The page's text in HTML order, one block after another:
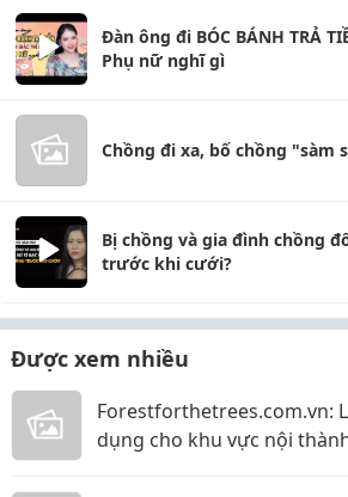
Đàn ông đi BÓC BÁNH TRẢ
Phụ nữ nghĩ gì
Chồng đi xa, bố chồng "sàm
Bị chồng và gia đình chồng
trước khi cưới?
Được xem nhiều
Forestforthetrees.com.vn:
dụng cho khu vực nội